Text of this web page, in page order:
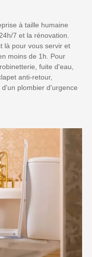
à taille humaine
7 et la rénovation.
là pour vous servir et
moins de 1h. Pour
fuite d'eau,
anti-retour,
plombier d'urgence